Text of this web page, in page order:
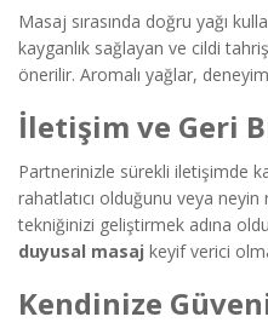
Masaj sırasında doğru yağı
kayganlık sağlayan ve cildi
önerilir. Aromalı yağlar,
İletişim ve Geri
Partnerinizle sürekli iletişimde
rahatlatıcı olduğunu veya neyin
tekniğinizi geliştirmek adına
duyusal masaj keyif verici
Kendinize